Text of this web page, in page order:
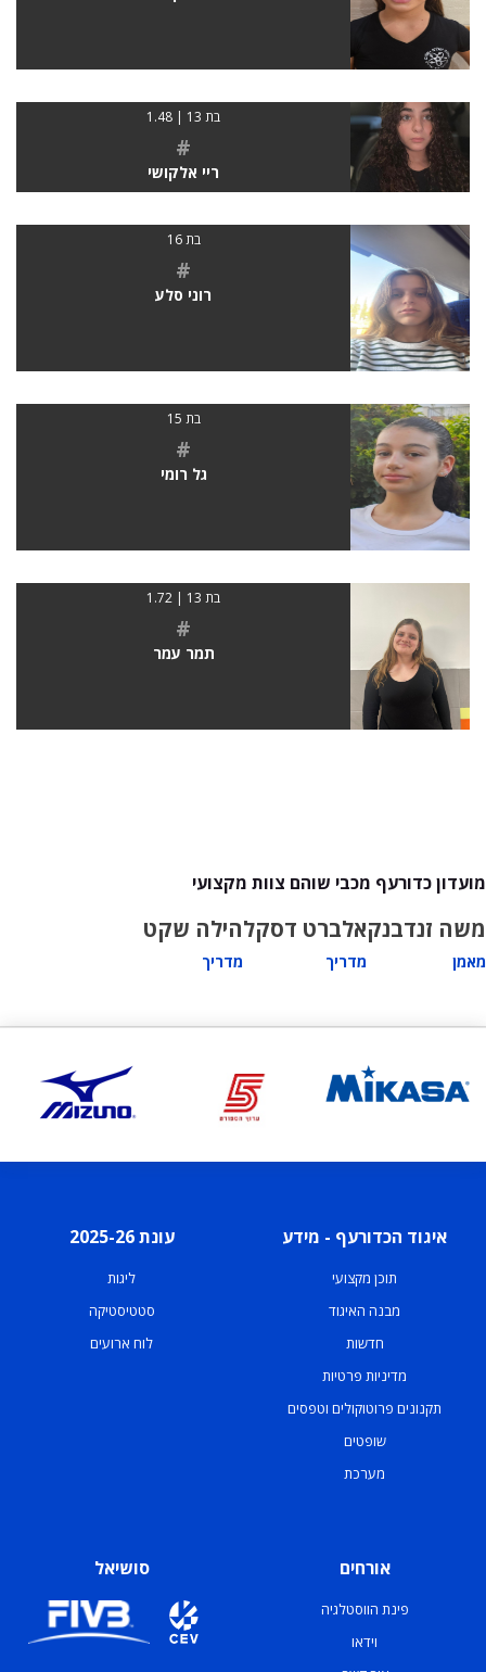
בת 13 | 1.48
#
ריי אלקושי
בת 16
#
רוני סלע
בת 15
#
גל רומי
בת 13 | 1.72
#
תמר עמר
מועדון כדורעף מכבי שוהם צוות מקצועי
משה זנדבנק
מאמן
אלברט דסקל
מדריך
הילה שקט
מדריך
איגוד הכדורעף - מידע
תוכן מקצועי
מבנה האיגוד
חדשות
מדיניות פרטיות
תקנונים פרוטוקולים וטפסים
שופטים
מערכת
עונת 2025-26
ליגות
סטטיסטיקה
לוח ארועים
אורחים
פינת הווסטלגיה
וידאו
סושיאל